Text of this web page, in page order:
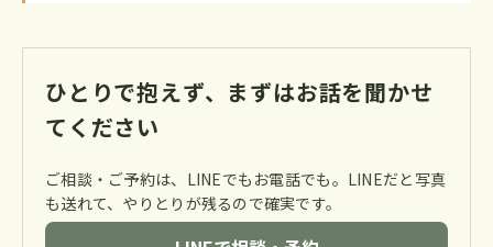
ひとりで抱えず、まずはお話を聞かせ
てください
ご相談・ご予約は、LINEでもお電話でも。LINEだと写真
も送れて、やりとりが残るので確実です。